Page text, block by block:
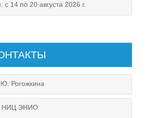
с 14 по 20 августа 2026 г.
Рогожкина
НИЦ ЭНИО